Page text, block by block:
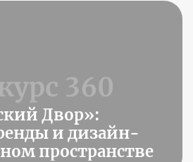
Двор»:
и дизайн-
пространстве